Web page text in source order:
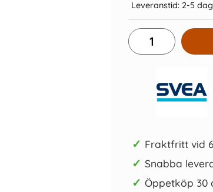
Leveranstid: 2-5
✓ Fraktfritt vid
✓ Snabba
✓ Öppetköp 30